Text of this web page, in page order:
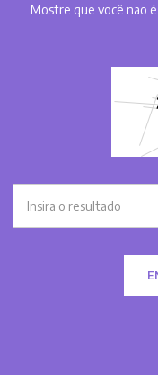
Mostre que você não